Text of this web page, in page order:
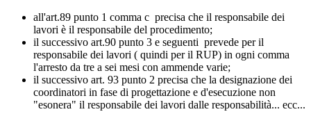
all'art.89 punto 1 comma c precisa che il responsabile dei
lavori è il responsabile del procedimento;
il successivo art.90 punto 3 e seguenti prevede per il
responsabile dei lavori ( quindi per il RUP) in ogni comma
l'arresto da tre a sei mesi con ammende varie;
il successivo art. 93 punto 2 precisa che la designazione dei
coordinatori in fase di progettazione e d'esecuzione non
"esonera" il responsabile dei lavori dalle responsabilità... ecc...